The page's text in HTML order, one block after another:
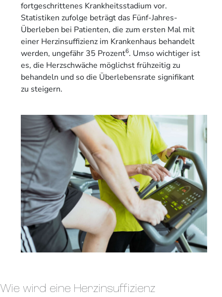
fortgeschrittenes Krankheitsstadium vor.
Statistiken zufolge beträgt das Fünf-Jahres-
Überleben bei Patienten, die zum ersten Mal mit
einer Herzinsuffizienz im Krankenhaus behandelt
werden, ungefähr 35 Prozent6. Umso wichtiger ist
es, die Herzschwäche möglichst frühzeitig zu
behandeln und so die Überlebensrate signifikant
zu steigern.
Wie wird eine Herzinsuffizienz